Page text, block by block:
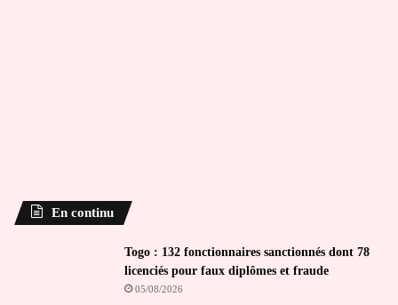
En continu
Togo : 132 fonctionnaires sanctionnés dont 78
licenciés pour faux diplômes et fraude
05/08/2026